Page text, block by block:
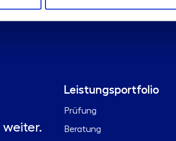
Leistungsportfolio
Prüfung
Beratung